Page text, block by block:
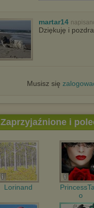
martar14
Dziękuję i
Musisz się
Zaprzyjaźnione i
Lorinand
o